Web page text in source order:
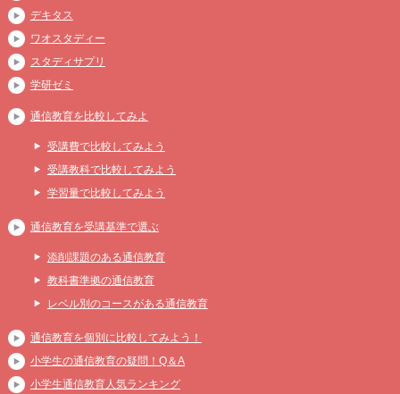
デキタス
ワオスタディー
スタディサプリ
学研ゼミ
通信教育を比較してみよ
受講費で比較してみよう
受講教科で比較してみよう
学習量で比較してみよう
通信教育を受講基準で選ぶ
添削課題のある通信教育
教科書準拠の通信教育
レベル別のコースがある通信教育
通信教育を個別に比較してみよう！
小学生の通信教育の疑問！Q＆A
小学生通信教育人気ランキング